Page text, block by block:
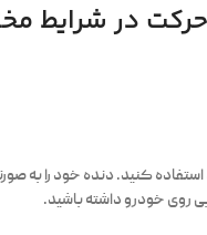
در شرایط
استفاده کنید. دنده خود را به
روی خودرو داشته باشید.